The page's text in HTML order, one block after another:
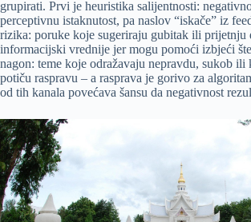
grupirati. Prvi je heuristika salijentnosti:
perceptivnu istaknutost, pa naslov “iskače” iz
rizika: poruke koje sugeriraju gubitak ili prijetnju
informacijski vrednije jer mogu pomoći izbjeći
nagon: teme koje odražavaju nepravdu, sukob ili
potiču raspravu – a rasprava je gorivo za
od tih kanala povećava šansu da negativnost